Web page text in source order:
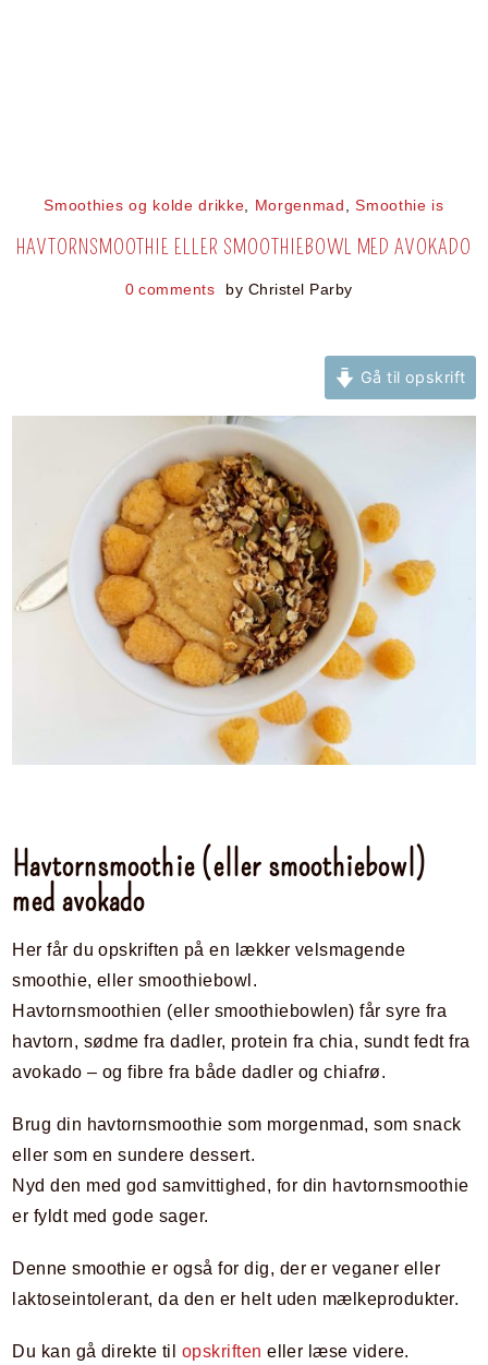
Smoothies og kolde drikke, Morgenmad ,Smoothie is
HAVTORNSMOOTHIE ELLER SMOOTHIEBOWL MED AVOKADO
0 comments by Christel Parby
Gå til opskrift
Havtornsmoothie (eller smoothiebowl)
med avokado
Her får du opskriften på en lækker velsmagende
smoothie, eller smoothiebowl.
Havtornsmoothien (eller smoothiebowlen) får syre fra
havtorn, sødme fra dadler, protein fra chia, sundt fedt fra
avokado – og fibre fra både dadler og chiafrø.
Brug din havtornsmoothie som morgenmad, som snack
eller som en sundere dessert.
Nyd den med god samvittighed, for din havtornsmoothie
er fyldt med gode sager.
Denne smoothie er også for dig, der er veganer eller
laktoseintolerant, da den er helt uden mælkeprodukter.
Du kan gå direkte til opskriften eller læse videre.